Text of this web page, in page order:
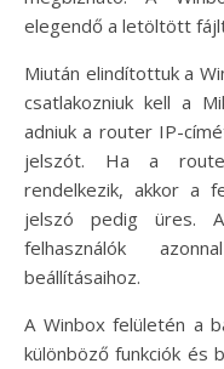
elegendő a letöltött
Miután elindítottuk a
csatlakozniuk kell a
adniuk a router IP-
jelszót. Ha a router
rendelkezik, akkor a
jelszó pedig üres.
felhasználók
beállításaihoz.
A Winbox felületén a
különböző funkciók és